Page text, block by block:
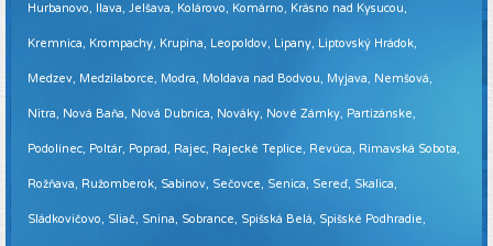
Hurbanovo, Ilava, Jelšava, Kolárovo, Komárno, Krásno nad Kysucou,
Kremnica, Krompachy, Krupina, Leopoldov, Lipany, Liptovský Hrádok,
Medzev, Medzilaborce, Modra, Moldava nad Bodvou, Myjava, Nemšová,
Nitra, Nová Baňa, Nová Dubnica, Nováky, Nové Zámky, Partizánske,
Podolínec, Poltár, Poprad, Rajec, Rajecké Teplice, Revúca, Rimavská Sobota,
Rožňava, Ružomberok, Sabinov, Sečovce, Senica, Sereď, Skalica,
Sládkovičovo, Sliač, Snina, Sobrance, Spišská Belá, Spišské Podhradie,